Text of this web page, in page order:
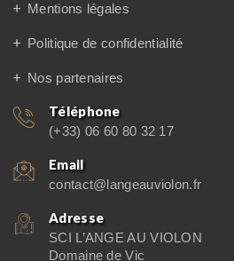
Mentions légales
Politique de confidentialité
Nos partenaires
Téléphone
(+33) 06 60 80 32 17
Email
contact@langeauviolon.fr
Adresse
SCI L’ANGE AU VIOLON
Domaine de Vic